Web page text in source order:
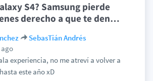
S4? Samsung pierde
derecho a que te den…
SebasTián Andrés
ago
experiencia, no me atreví a volver a
este año xD